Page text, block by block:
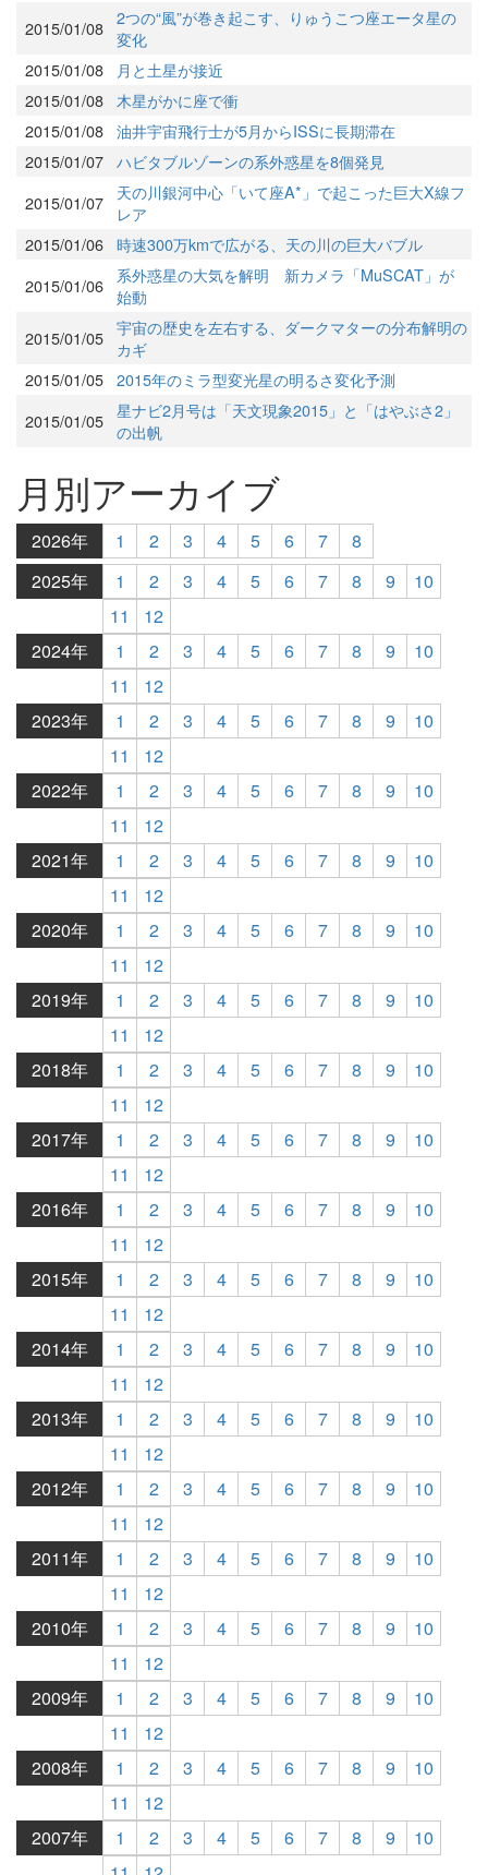
2015/01/08 2つの“風”が巻き起こす、りゅうこつ座エータ星の
変化
2015/01/08
月と土星が接近
2015/01/08 木星がかに座で衝
2015/01/08 油井宇宙飛行士が5月からISSに長期滞在
2015/01/07 ハビタブルゾーンの系外惑星を8個発見
2015/01/07
天の川銀河中心「いて座A*」で起こった巨大X線フ
レア
2015/01/06 時速300万kmで広がる、天の川の巨大バブル
2015/01/06
系外惑星の大気を解明 新カメラ「MuSCAT」が
始動
2015/01/05 宇宙の歴史を左右する、ダークマターの分布解明の
カギ
2015/01/05 2015年のミラ型変光星の明るさ変化予測
2015/01/05 星ナビ2月号は「天文現象2015」と「はやぶさ2」
の出帆
月別アーカイブ
2026年 1 2 3 4 5 6 7
8
2025年
1 2 3 4 5 6 7 8 9
10
11
12
2024年
1 2 3 4 5 6 7 8 9
10
11
12
2023年
1 2 3 4 5 6 7 8 9
10
11
12
2022年
1 2 3 4 5 6 7 8 9
10
11
12
2021年
1 2 3 4 5 6 7 8 9
10
11
12
2020年
1 2 3 4 5 6 7 8 9
10
11
12
2019年
1 2 3 4 5 6 7 8 9
10
11
12
2018年
1 2 3 4 5 6 7 8 9
10
11
12
2017年
1 2 3 4 5 6 7 8 9
10
11
12
2016年
1 2 3 4 5 6 7 8 9
10
11
12
2015年
1 2 3 4 5 6 7 8 9
10
11
12
2014年
1 2 3 4 5 6 7 8 9
10
11
12
2013年
1 2 3 4 5 6 7 8 9
10
11
12
2012年
1 2 3 4 5 6 7 8 9
10
11
12
2011年
1 2 3 4 5 6 7 8 9
10
11
12
2010年
1 2 3 4 5 6 7 8 9
10
11
12
2009年
1 2 3 4 5 6 7 8 9
10
11
12
2008年
1 2 3 4 5 6 7 8 9
10
11
12
2007年
1 2 3 4 5 6 7 8 9
10